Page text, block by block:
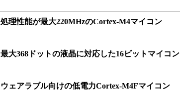
処理性能が最大220MHzのCortex-M4マイコン
最大368ドットの液晶に対応した16ビットマイコン
ウェアラブル向けの低電力Cortex-M4Fマイコン